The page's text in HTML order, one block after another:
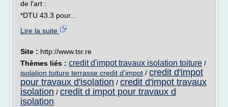
de l'art :
*DTU 43.3 pour...
Lire la suite
Site : http://www.tsr.re
Thèmes liés : credit d'impot travaux isolation toiture /
isolation toiture terrasse credit d'impot / credit d'impot
pour travaux d'isolation / credit d'impot travaux
isolation / credit d impot pour travaux d
isolation